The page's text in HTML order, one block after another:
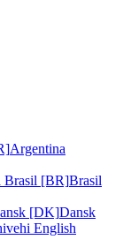
Argentina
Brasil [BR]Brasil
[DK]Dansk
English